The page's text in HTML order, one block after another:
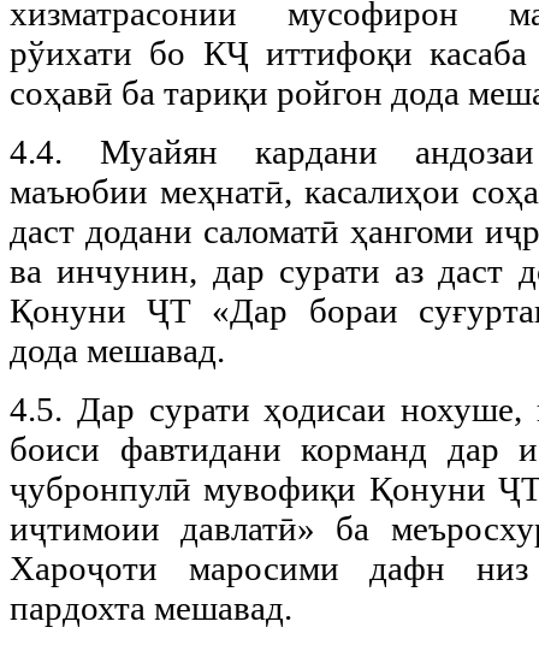
хизматрасонии мусофирон
рўихати бо КҶ иттифоқи
соҳавӣ ба тариқи ройгон дода
4.4. Муайян кардани
маъюбии меҳнатӣ, касалиҳои
даст додани саломатӣ ҳангоми
ва инчунин, дар сурати аз даст
Қонуни ҶТ «Дар бораи
дода мешавад.
4.5. Дар сурати ҳодисаи
боиси фавтидани корманд дар
ҷубронпулӣ мувофиқи Қонуни
иҷтимоии давлатӣ» ба
Хароҷоти маросими дафн
пардохта мешавад.